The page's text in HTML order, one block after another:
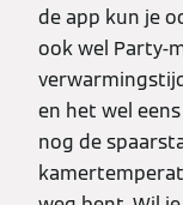
de app kun je
ook wel Party-
en het wel
nog de